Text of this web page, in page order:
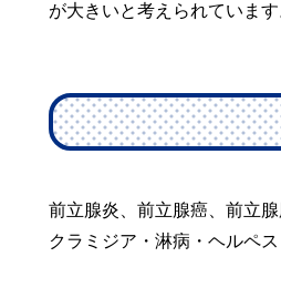
が大きいと考えられています
前立腺炎、前立腺癌、前立
クラミジア・淋病・ヘルペス